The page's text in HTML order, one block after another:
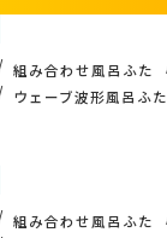
組み合わせ風呂ふた
ウェーブ波形風呂ふた
組み合わせ風呂ふた